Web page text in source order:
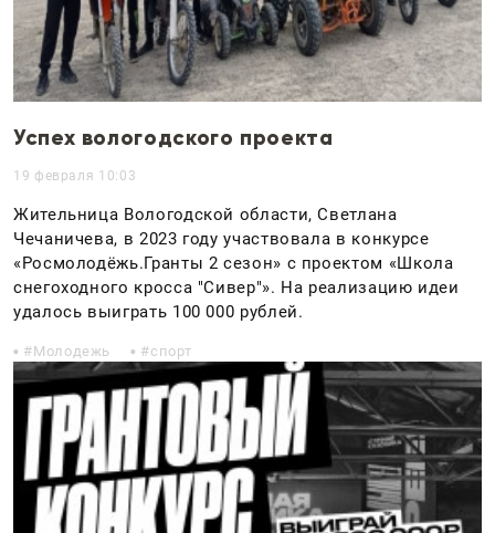
Успех вологодского проекта
19 февраля 10:03
Жительница Вологодской области, Светлана
Чечаничева, в 2023 году участвовала в конкурсе
«Росмолодёжь.Гранты 2 сезон» с проектом «Школа
снегоходного кросса "Сивер"». На реализацию идеи
удалось выиграть 100 000 рублей.
Молодежь спорт